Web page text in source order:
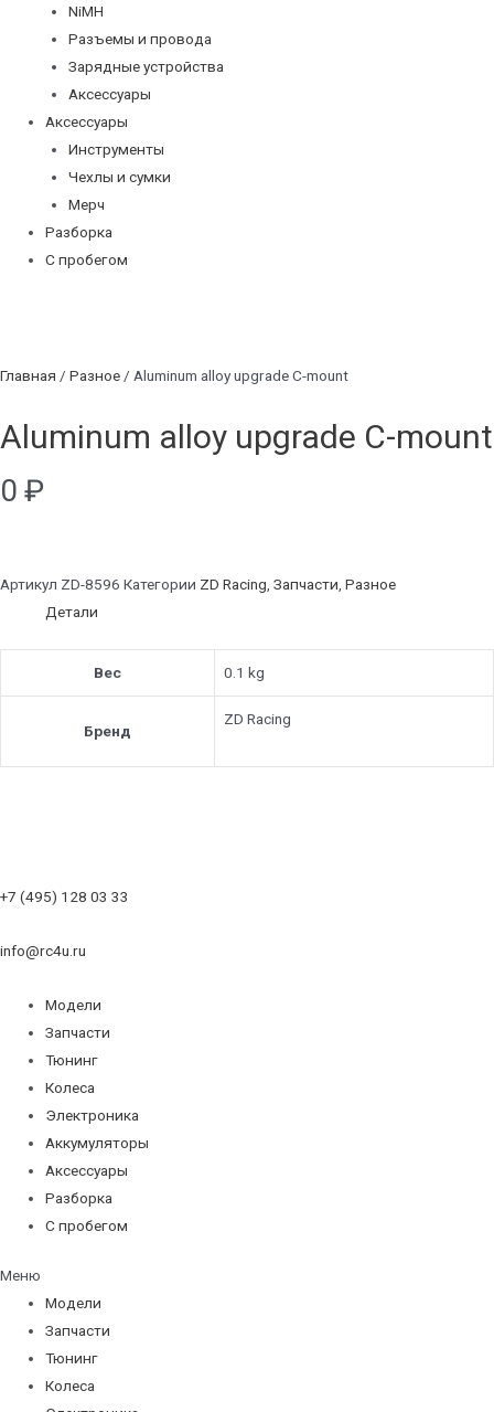
NiMH
Разъемы и провода
Зарядные устройства
Аксессуары
Аксессуары
Инструменты
Чехлы и сумки
Мерч
Разборка
С пробегом
Главная / Разное / Aluminum alloy upgrade C-mount
Aluminum alloy upgrade C-mount
0 ₽
Артикул ZD-8596 Категории ZD Racing, Запчасти, Разное
Детали
Вес 0.1 kg
Бренд
ZD Racing
+7 (495) 128 03 33
info@rc4u.ru
Модели
Запчасти
Тюнинг
Колеса
Электроника
Аккумуляторы
Аксессуары
Разборка
С пробегом
Меню
Модели
Запчасти
Тюнинг
Колеса